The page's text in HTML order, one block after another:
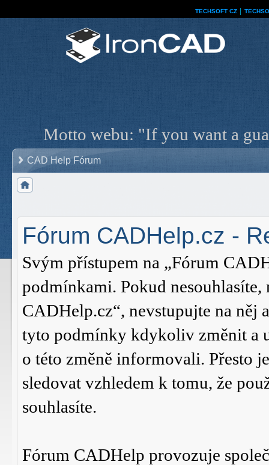
TECHSOFT CZ
Motto webu: "If you want a
CAD Help Fórum
Fórum CADHelp.cz -
Svým přístupem na „Fórum
podmínkami. Pokud
CADHelp.cz“, nevstupujte na něj
tyto podmínky kdykoliv změnit a
o této změně informovali. Přesto
sledovat vzhledem k tomu, že
souhlasíte.
Fórum CADHelp provozuje